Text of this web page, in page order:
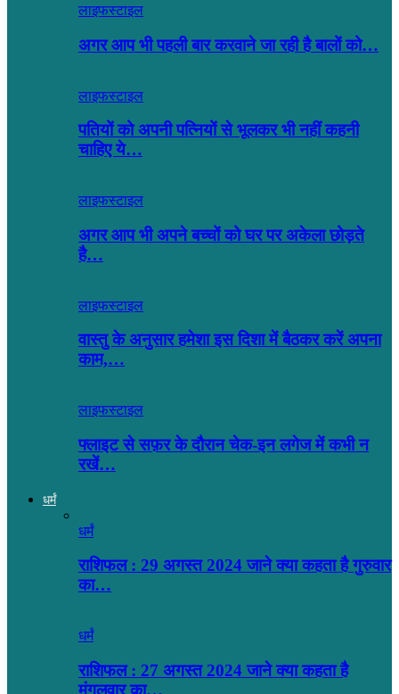
लाइफस्टाइल
अगर आप भी पहली बार करवाने जा रही है बालों को…
लाइफस्टाइल
पतियों को अपनी पत्नियों से भूलकर भी नहीं कहनी
चाहिए ये…
लाइफस्टाइल
अगर आप भी अपने बच्चों को घर पर अकेला छोड़ते
है…
लाइफस्टाइल
वास्तु के अनुसार हमेशा इस दिशा में बैठकर करें अपना
काम,…
लाइफस्टाइल
फ्लाइट से सफ़र के दौरान चेक-इन लगेज में कभी न
रखें…
धर्मं
धर्मं
राशिफल : 29 अगस्त 2024 जाने क्या कहता है गुरुवार
का…
धर्मं
राशिफल : 27 अगस्त 2024 जाने क्या कहता है
मंगलवार का…